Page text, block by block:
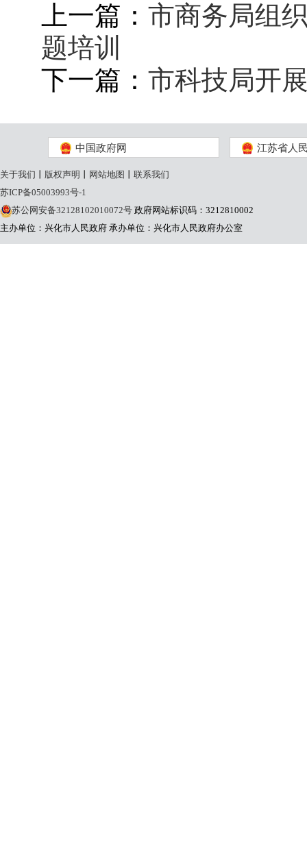
上一篇： 市商务局组
题培训
下一篇： 市科技局开
中国政府网 江苏省人
关于我们 版权声明 网站地图
联系我们
苏ICP备05003993号-1
苏公网安备32128102010072号 政府网站标识码：3212810002
主办单位：兴化市人民政府 承办单位：兴化市人民政府办公室